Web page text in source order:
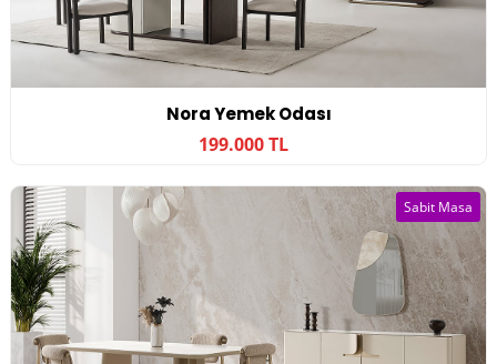
Nora Yemek Odası
199.000 TL
Sabit Masa